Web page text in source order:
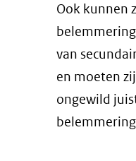
Ook kunnen
van
en moeten
ongewild